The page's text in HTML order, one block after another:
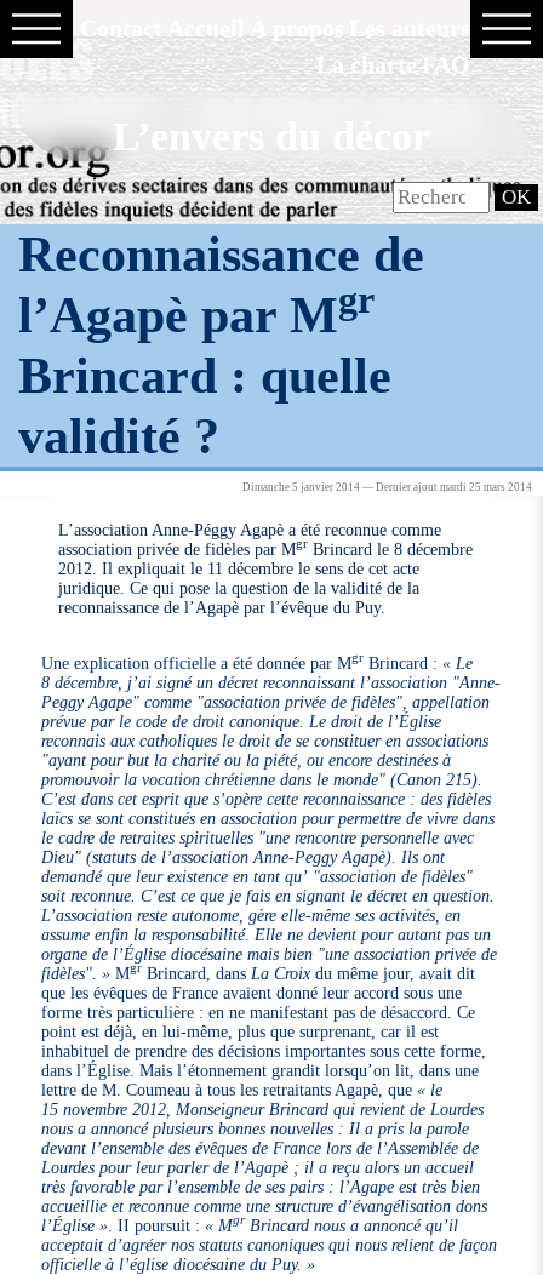
La charte FAQ
L’envers du décor
Reconnaissance de
l’Agapè par Mgr
Brincard : quelle
validité ?
Dimanche 5 janvier 2014 — Dernier ajout mardi 25 mars 2014
L’association Anne-Péggy Agapè a été reconnue comme
association privée de fidèles par Mgr Brincard le 8 décembre
2012. Il expliquait le 11 décembre le sens de cet acte
juridique. Ce qui pose la question de la validité de la
reconnaissance de l’Agapè par l’évêque du Puy.
Une explication officielle a été donnée par Mgr Brincard :« Le
8 décembre, j’ai signé un décret reconnaissant l’association "Anne-
Peggy Agape" comme "association privée de fidèles", appellation
prévue par le code de droit canonique. Le droit de l’Église
reconnais aux catholiques le droit de se constituer en associations
"ayant pour but la charité ou la piété, ou encore destinées à
promouvoir la vocation chrétienne dans le monde" (Canon 215).
C’est dans cet esprit que s’opère cette reconnaissance : des fidèles
laïcs se sont constitués en association pour permettre de vivre dans
le cadre de retraites spirituelles "une rencontre personnelle avec
Dieu" (statuts de l’association Anne-Peggy Agapè). Ils ont
demandé que leur existence en tant qu’ "association de fidèles"
soit reconnue. C’est ce que je fais en signant le décret en question.
L’association reste autonome, gère elle-même ses activités, en
assume enfin la responsabilité. Elle ne devient pour autant pas un
organe de l’Église diocésaine mais bien "une association privée de
fidèles". » Mgr Brincard, dans La Croix du même jour, avait dit
que les évêques de France avaient donné leur accord sous une
forme très particulière : en ne manifestant pas de désaccord. Ce
point est déjà, en lui-même, plus que surprenant, car il est
inhabituel de prendre des décisions importantes sous cette forme,
dans l’Église. Mais l’étonnement grandit lorsqu’on lit, dans une
lettre de M. Coumeau à tous les retraitants Agapè, que« le
15 novembre 2012, Monseigneur Brincard qui revient de Lourdes
nous a annoncé plusieurs bonnes nouvelles : Il a pris la parole
devant l’ensemble des évêques de France lors de l’Assemblée de
Lourdes pour leur parler de l’Agapè ; il a reçu alors un accueil
très favorable par l’ensemble de ses pairs : l’Agape est très bien
accueillie et reconnue comme une structure d’évangélisation dons
l’Église » . II poursuit :« MgrBrincard nous a annoncé qu’il
acceptait d’agréer nos statuts canoniques qui nous relient de façon
officielle à l’église diocésaine du Puy. »